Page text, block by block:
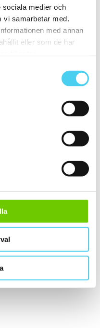
sociala medier och
vi samarbetar med.
med annan
eller som de har